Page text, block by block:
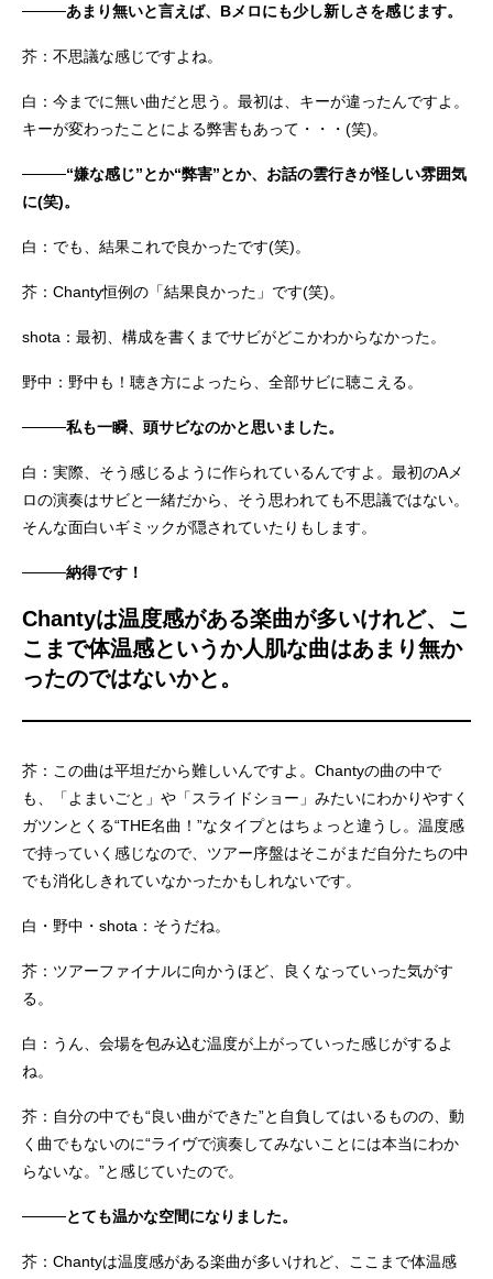
────あまり無いと言えば、Bメロにも少し新しさを感じます。
芥：不思議な感じですよね。
白：今までに無い曲だと思う。最初は、キーが違ったんですよ。
キーが変わったことによる弊害もあって・・・(笑)。
────“嫌な感じ”とか“弊害”とか、お話の雲行きが怪しい雰囲気
に(笑)。
白：でも、結果これで良かったです(笑)。
芥：Chanty恒例の「結果良かった」です(笑)。
shota：最初、構成を書くまでサビがどこかわからなかった。
野中：野中も！聴き方によったら、全部サビに聴こえる。
────私も一瞬、頭サビなのかと思いました。
白：実際、そう感じるように作られているんですよ。最初のAメ
ロの演奏はサビと一緒だから、そう思われても不思議ではない。
そんな面白いギミックが隠されていたりもします。
────納得です！
Chantyは温度感がある楽曲が多いけれど、こ
こまで体温感というか人肌な曲はあまり無か
ったのではないかと。
芥：この曲は平坦だから難しいんですよ。Chantyの曲の中で
も、「よまいごと」や「スライドショー」みたいにわかりやすく
ガツンとくる“THE名曲！”なタイプとはちょっと違うし。温度感
で持っていく感じなので、ツアー序盤はそこがまだ自分たちの中
でも消化しきれていなかったかもしれないです。
白・野中・shota：そうだね。
芥：ツアーファイナルに向かうほど、良くなっていった気がす
る。
白：うん、会場を包み込む温度が上がっていった感じがするよ
ね。
芥：自分の中でも“良い曲ができた”と自負してはいるものの、動
く曲でもないのに“ライヴで演奏してみないことには本当にわか
らないな。”と感じていたので。
────とても温かな空間になりました。
芥：Chantyは温度感がある楽曲が多いけれど、ここまで体温感